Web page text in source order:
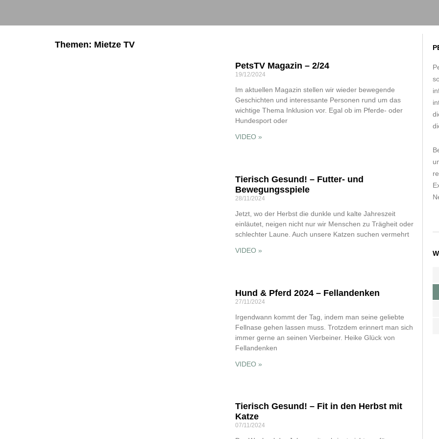
Themen: Mietze TV
PetsTV Magazin – 2/24
19/12/2024
Im aktuellen Magazin stellen wir wieder bewegende
Geschichten und interessante Personen rund um das
wichtige Thema Inklusion vor. Egal ob im Pferde- oder
Hundesport oder
VIDEO »
Tierisch Gesund! – Futter- und
Bewegungsspiele
28/11/2024
Jetzt, wo der Herbst die dunkle und kalte Jahreszeit
einläutet, neigen nicht nur wir Menschen zu Trägheit oder
schlechter Laune. Auch unsere Katzen suchen vermehrt
VIDEO »
Hund & Pferd 2024 – Fellandenken
27/11/2024
Irgendwann kommt der Tag, indem man seine geliebte
Fellnase gehen lassen muss. Trotzdem erinnert man sich
immer gerne an seinen Vierbeiner. Heike Glück von
Fellandenken
VIDEO »
Tierisch Gesund! – Fit in den Herbst mit
Katze
07/11/2024